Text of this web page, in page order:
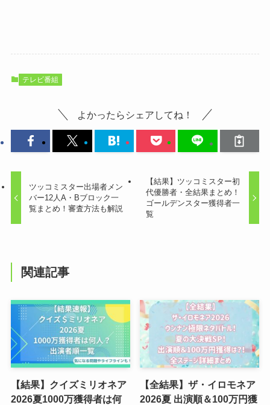
テレビ番組
よかったらシェアしてね！
ツッコミスター出場者メン
バー12人A・Bブロック一
覧まとめ！審査方法も解説
【結果】ツッコミスター初
代優勝者・全結果まとめ！
ゴールデンスター獲得者一
覧
関連記事
【結果】クイズミリオネア
2026夏1000万獲得者は何
【全結果】ザ・イロモネア
2026夏 出演順＆100万円獲